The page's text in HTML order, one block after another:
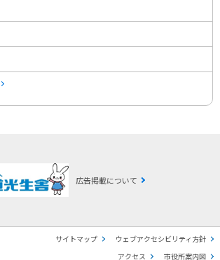
広告掲載について
サイトマップ
ウェブアクセシビリティ方針
アクセス
市役所案内図